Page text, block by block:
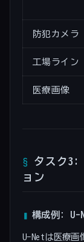
防犯カメラ
工場ライン
医療画像
タスク3:
ョン
構成例: U-
U-Netは医療画